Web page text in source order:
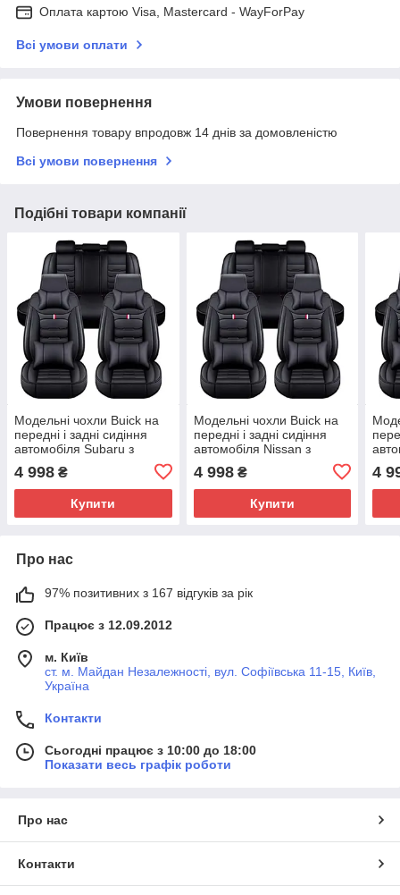
Оплата картою Visa, Mastercard - WayForPay
Всі умови оплати
Умови повернення
Повернення товару впродовж 14 днів за домовленістю
Всі умови повернення
Подібні товари компанії
Модельні чохли Buick на
передні і задні сидіння
автомобіля Subaru з
4 998 ₴
Купити
Модельні чохли Buick на
передні і задні сидіння
автомобіля Nissan з
4 998₴
Купити
4
Про нас
97% позитивних з 167 відгуків за рік
Працює з 12.09.2012
м. Київ
ст. м. Майдан Незалежності, вул. Софіївська 11-15, Київ,
Україна
Контакти
Сьогодні працює з 10:00 до 18:00
Показати весь графік роботи
Про нас
Контакти